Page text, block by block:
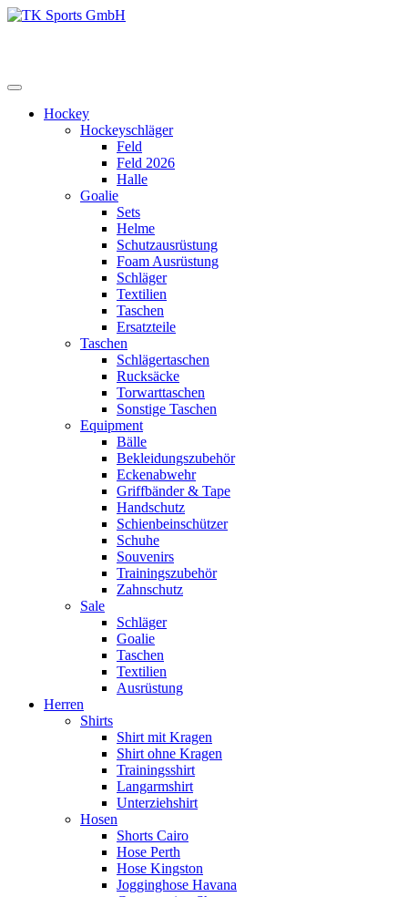
Zum
Hockey
Hockeyschläger
Feld
Feld 2026
Halle
Goalie
Sets
Helme
Schutzausrüstung
Foam Ausrüstung
Schläger
Textilien
Taschen
Ersatzteile
Taschen
Schlägertaschen
Rucksäcke
Torwarttaschen
Sonstige Taschen
Equipment
Bälle
Bekleidungszubehör
Eckenabwehr
Griffbänder & Tape
Handschutz
Schienbeinschützer
Schuhe
Souvenirs
Trainingszubehör
Zahnschutz
Sale
Schläger
Goalie
Taschen
Textilien
Ausrüstung
Herren
Shirts
Shirt mit Kragen
Shirt ohne Kragen
Trainingsshirt
Langarmshirt
Unterziehshirt
Hosen
Shorts Cairo
Hose Perth
Hose Kingston
Jogginghose Havana